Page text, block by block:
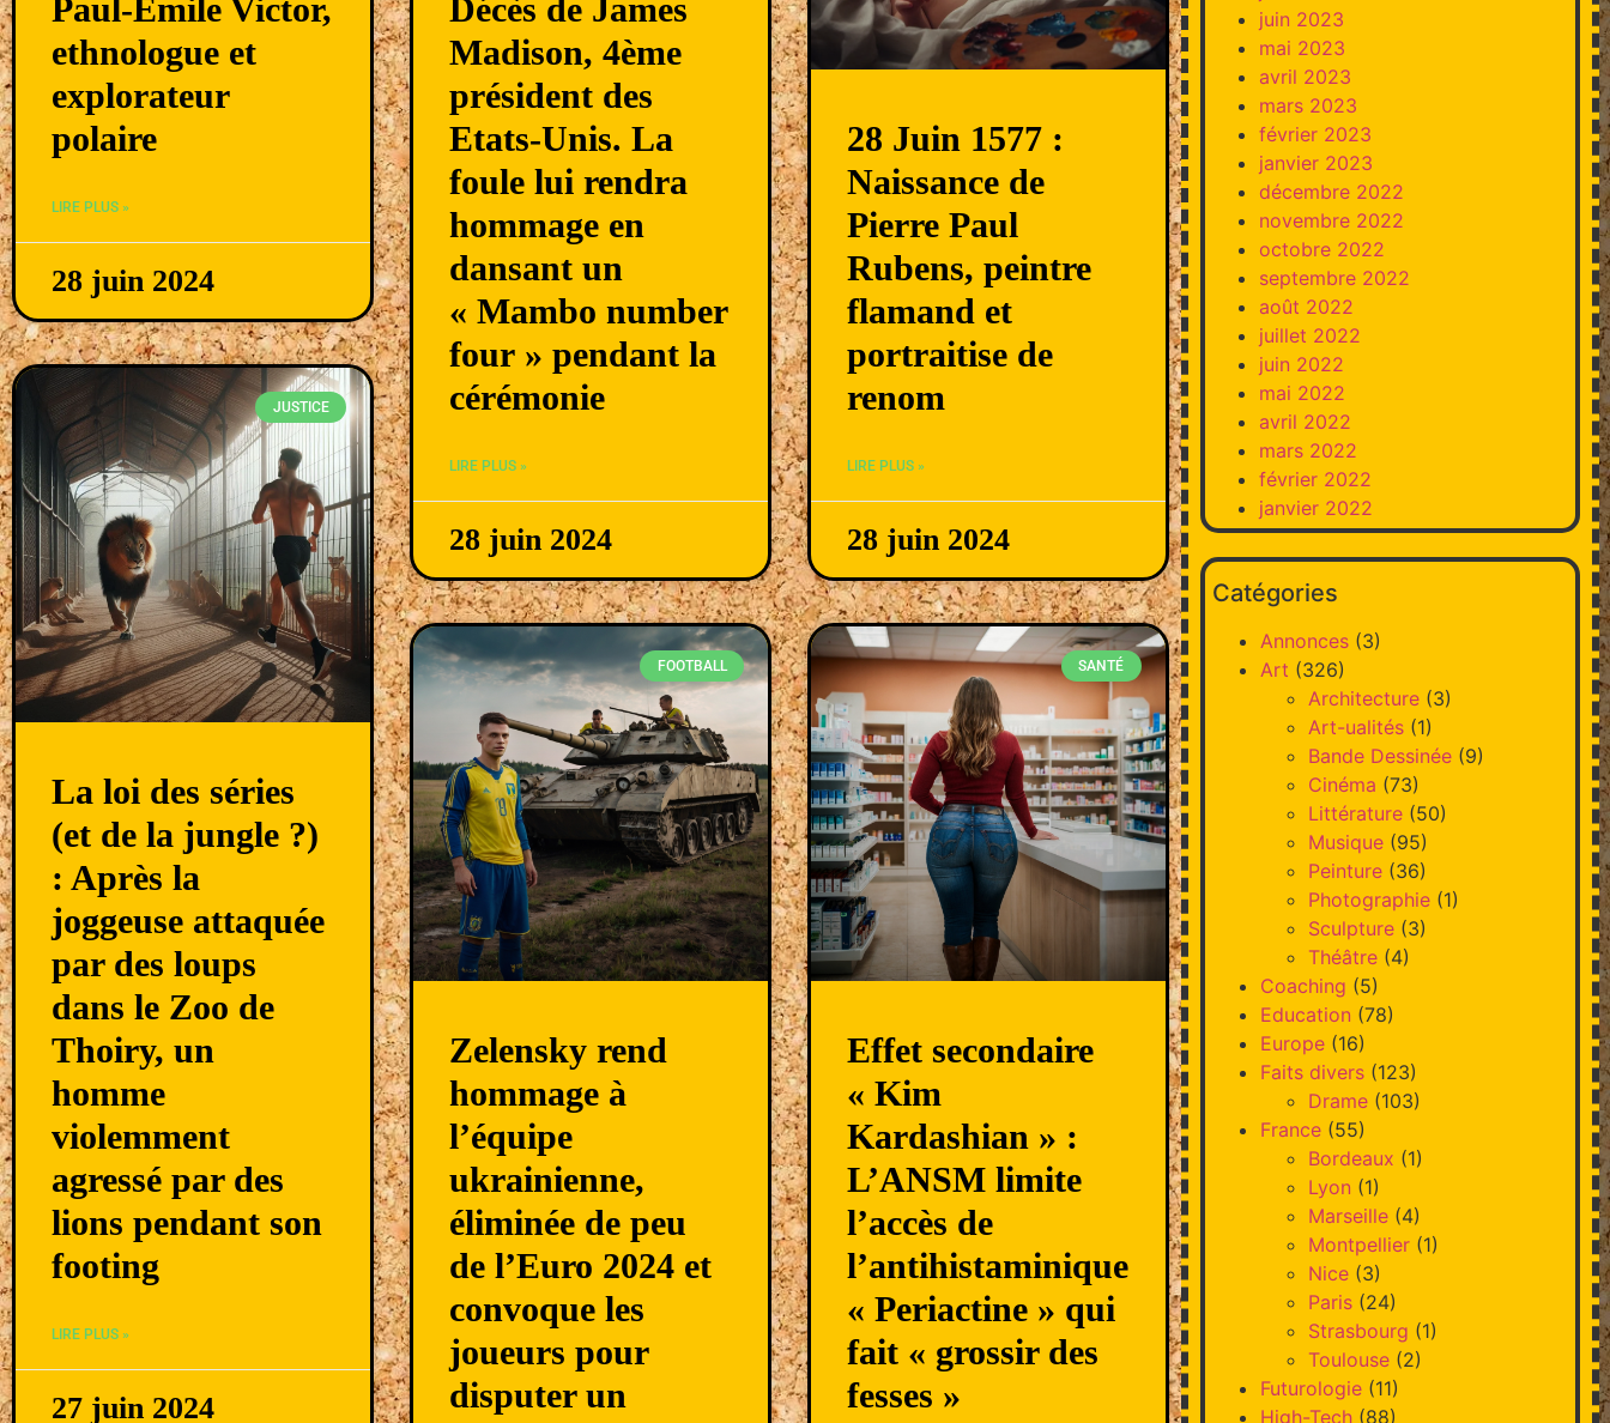
Paul-Emile Victor,
ethnologue et
explorateur
polaire
LIRE PLUS »
28 juin 2024
Décès de James
Madison, 4ème
président des
Etats-Unis. La
foule lui rendra
hommage en
dansant un
« Mambo number
four » pendant la
cérémonie
LIRE PLUS »
28 juin 2024
28 Juin 1577 :
Naissance de
Pierre Paul
Rubens, peintre
flamand et
portraitise de
renom
LIRE PLUS »
28 juin 2024
JUSTICE
La loi des séries
(et de la jungle ?)
: Après la
joggeuse attaquée
par des loups
dans le Zoo de
Thoiry, un
homme
violemment
agressé par des
lions pendant son
footing
LIRE PLUS »
27 juin 2024
FOOTBALL
Zelensky rend
hommage à
l’équipe
ukrainienne,
éliminée de peu
de l’Euro 2024 et
convoque les
joueurs pour
disputer un
SANTÉ
Effet secondaire
« Kim
Kardashian » :
L’ANSM limite
l’accès de
l’antihistaminique
« Periactine » qui
fait « grossir des
fesses »
juin 2023
mai 2023
avril 2023
mars 2023
février 2023
janvier 2023
décembre 2022
novembre 2022
octobre 2022
septembre 2022
août 2022
juillet 2022
juin 2022
mai 2022
avril 2022
mars 2022
février 2022
janvier 2022
Catégories
Annonces(3)
Art (326)
Architecture(3)
Art-ualités(1)
Bande Dessinée(9)
Cinéma (73)
Littérature(50)
Musique(95)
Peinture(36)
Photographie(1)
Sculpture(3)
Théâtre(4)
Coaching (5)
Education (78)
Europe(16)
Faits divers(123)
Drame(103)
France(55)
Bordeaux (1)
Lyon (1)
Marseille(4)
Montpellier(1)
Nice(3)
Paris(24)
Strasbourg (1)
Toulouse(2)
Futurologie(11)
High-Tech(88)